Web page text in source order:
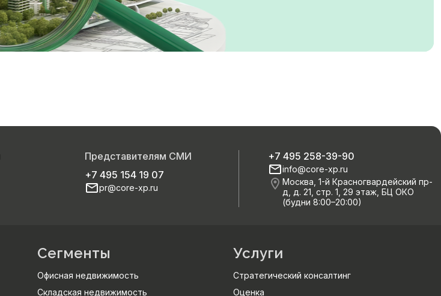
Представителям СМИ
+7 495 154 19 07
pr@core-xp.ru
+7 495 258-39-90
info@core-xp.ru
Москва, 1-й Красногвардейский пр-
д, д. 21, стр. 1, 29 этаж, БЦ ОКО
(будни 8:00–20:00)
Сегменты
Офисная недвижимость
Складская недвижимость
Услуги
Стратегический консалтинг
Оценка